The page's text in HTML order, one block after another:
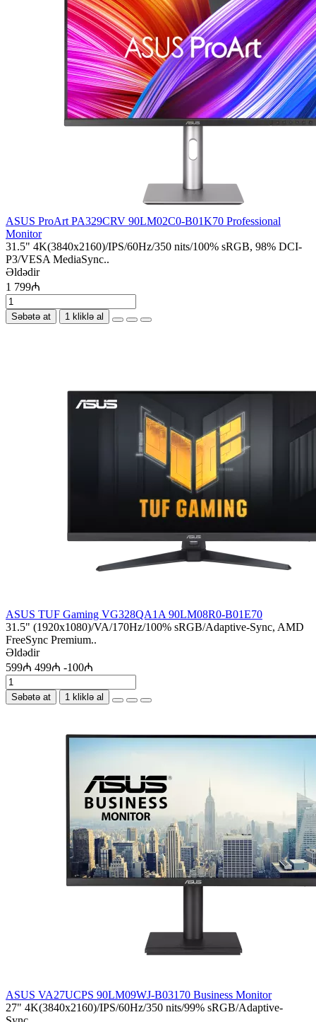
ASUS ProArt PA329CRV 90LM02C0-B01K70 Professional
Monitor
31.5" 4K(3840x2160)/IPS/60Hz/350 nits/100% sRGB, 98% DCI-
P3/VESA MediaSync..
Əldədir
1 799₼
Səbətə at 1 kliklə al
ASUS TUF Gaming VG328QA1A 90LM08R0-B01E70
31.5" (1920x1080)/VA/170Hz/100% sRGB/Adaptive-Sync, AMD
FreeSync Premium..
Əldədir
599₼ 499₼ -100₼
Səbətə at 1 kliklə al
ASUS VA27UCPS 90LM09WJ-B03170 Business Monitor
27" 4K(3840x2160)/IPS/60Hz/350 nits/99% sRGB/Adaptive-